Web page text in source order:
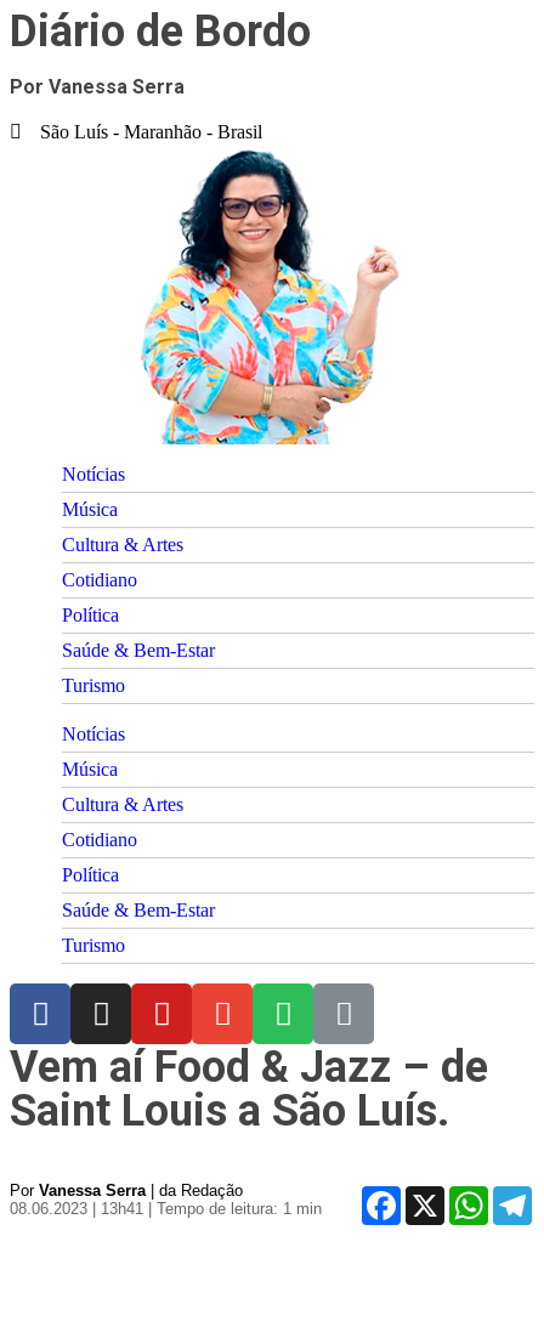
Diário de Bordo
Por Vanessa Serra
São Luís - Maranhão - Brasil
Notícias
Música
Cultura & Artes
Cotidiano
Política
Saúde & Bem-Estar
Turismo
Notícias
Música
Cultura & Artes
Cotidiano
Política
Saúde & Bem-Estar
Turismo
Vem aí Food & Jazz – de
Saint Louis a São Luís.
Por Vanessa Serra| da Redação
08.06.2023 | 13h41
| Tempo de leitura: 1 min X